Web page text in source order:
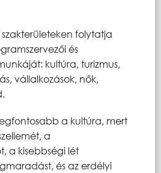
folytatja
és
kultúra, turizmus,
vállalkozások, nők,
a kultúra, mert
a
a kisebbségi lét
és az erdélyi